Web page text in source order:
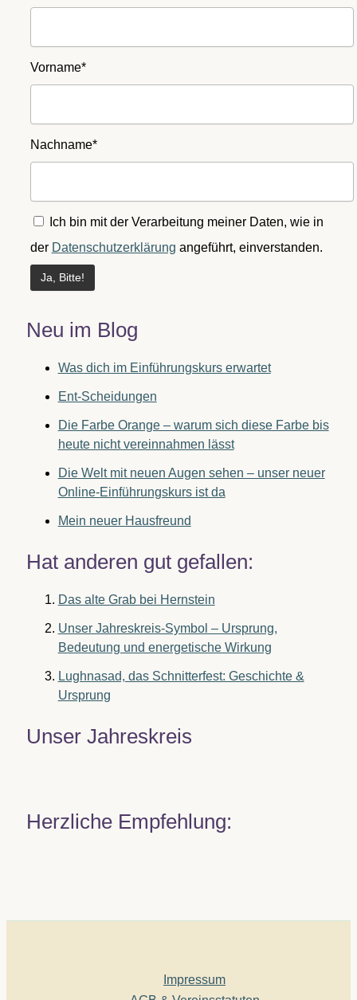
Vorname*
Nachname*
Ich bin mit der Verarbeitung meiner Daten, wie in
der Datenschutzerklärung angeführt, einverstanden.
Neu im Blog
Was dich im Einführungskurs erwartet
Ent-Scheidungen
Die Farbe Orange – warum sich diese Farbe bis
heute nicht vereinnahmen lässt
Die Welt mit neuen Augen sehen – unser neuer
Online-Einführungskurs ist da
Mein neuer Hausfreund
Hat anderen gut gefallen:
Das alte Grab bei Hernstein
Unser Jahreskreis-Symbol – Ursprung,
Bedeutung und energetische Wirkung
Lughnasad, das Schnitterfest: Geschichte &
Ursprung
Unser Jahreskreis
Herzliche Empfehlung:
Impressum